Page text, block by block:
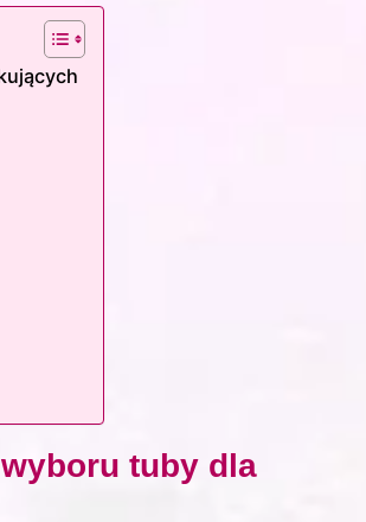
tuby dla